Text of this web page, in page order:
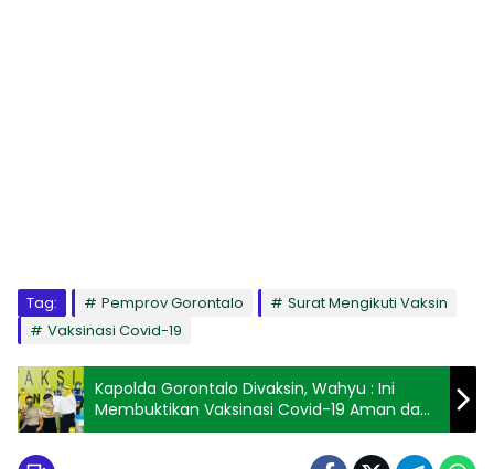
Tag: Pemprov Gorontalo
Surat Mengikuti Vaksin
Vaksinasi Covid-19
Kapolda Gorontalo Divaksin, Wahyu : Ini
Membuktikan Vaksinasi Covid-19 Aman dan
Halal